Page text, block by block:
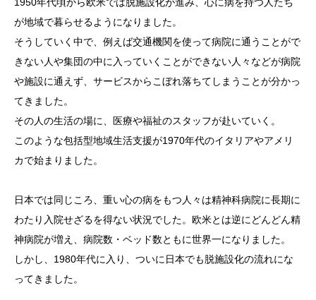
が地域で暮らせるようになりました。
そうしていく中で、例えば交通機関を使って病院に通うことがで
きない人や集団の中に入っていくことができない人々などが病院
や施設に通えず、サービスからこぼれ落ちてしまうことが分かっ
てきました。
その人の生活の場に、医療や福祉のスタッフが赴いていく。
このような包括型地域生活支援が1970年代のイタリアやアメリ
カで始まりました。
日本では同じころ、重い心の病をもつ人々は精神科病院に長期に
わたり入院せざるを得ない状況でした。欧米とは逆にどんどん精
神病院が増え、病院数・ベッド数ともに世界一になりました。
しかし、1980年代に入り、ついに日本でも脱施設化の流れにな
ってきました。